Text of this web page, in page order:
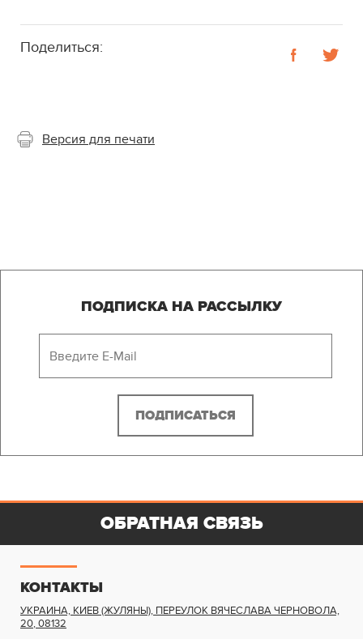
Поделиться:
Версия для печати
ПОДПИСКА НА РАССЫЛКУ
КОНТАКТЫ
УКРАИНА, КИЕВ (ЖУЛЯНЫ), ПЕРЕУЛОК ВЯЧЕСЛАВА ЧЕРНОВОЛА,
20,08132
ОБРАТНАЯ СВЯЗЬ